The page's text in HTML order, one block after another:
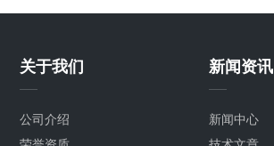
关于我们
公司介绍
新闻资讯
新闻中心